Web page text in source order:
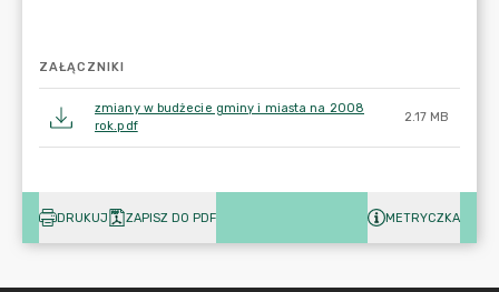
ZAŁĄCZNIKI
zmiany w budżecie gminy i miasta na 2008
rok.pdf
2.17 MB
DRUKUJ ZAPISZ DO PDF METRYCZKA